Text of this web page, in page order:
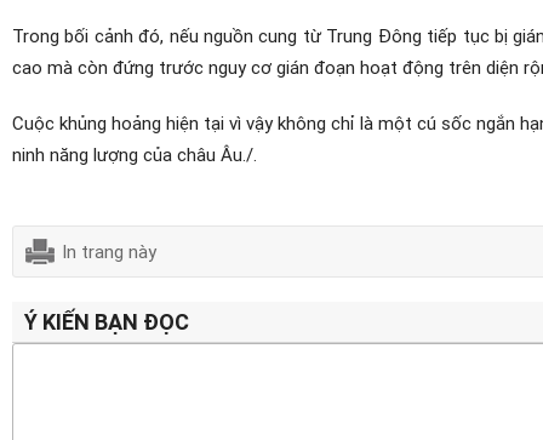
Trong bối cảnh đó, nếu nguồn cung từ Trung Đông tiếp tục bị
cao mà còn đứng trước nguy cơ gián đoạn hoạt động trên diện
Cuộc khủng hoảng hiện tại vì vậy không chỉ là một cú sốc ngắn
ninh năng lượng của châu Âu./.
In trang này
Ý KIẾN BẠN ĐỌC